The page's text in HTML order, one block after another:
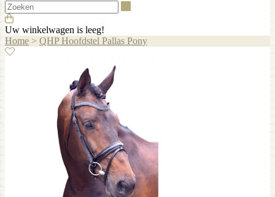
Uw winkelwagen is leeg!
Home > QHP Hoofdstel Pallas Pony